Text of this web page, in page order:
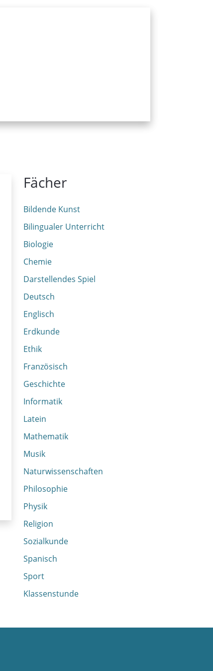
Fächer
Bildende Kunst
Bilingualer Unterricht
Biologie
Chemie
Darstellendes Spiel
Deutsch
Englisch
Erdkunde
Ethik
Französisch
Geschichte
Informatik
Latein
Mathematik
Musik
Naturwissenschaften
Philosophie
Physik
Religion
Sozialkunde
Spanisch
Sport
Klassenstunde